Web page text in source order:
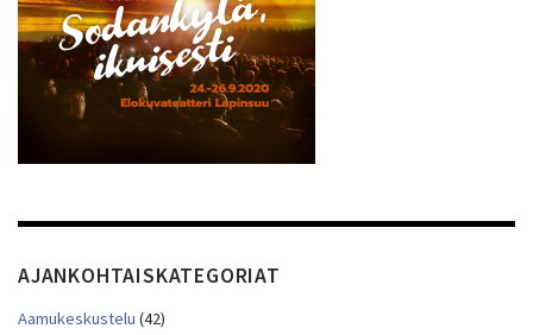
AJANKOHTAISKATEGORIAT
Aamukeskustelu (42)